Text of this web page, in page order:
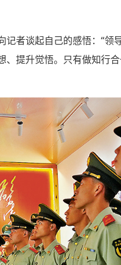
者谈起自己的感悟：“领
提升觉悟。只有做知行